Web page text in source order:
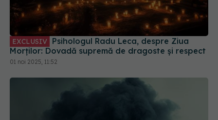
EXCLUSIV
Morților: Dovadă supremă de dragoste și respect
01 noi 2025, 11:52